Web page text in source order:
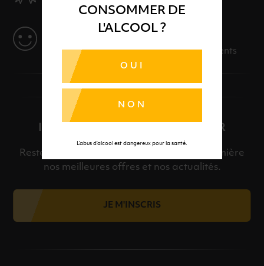
CONSOMMER DE
L'ALCOOL ?
OUI
NON
L’abus d’alcool est dangereux pour la santé.
Des solutions adaptées à vos événements
INSCRIPTION À LA NEWSLETTER
Restez informé et découvrez en avant-première
nos meilleures offres et nos actualités.
JE M'INSCRIS